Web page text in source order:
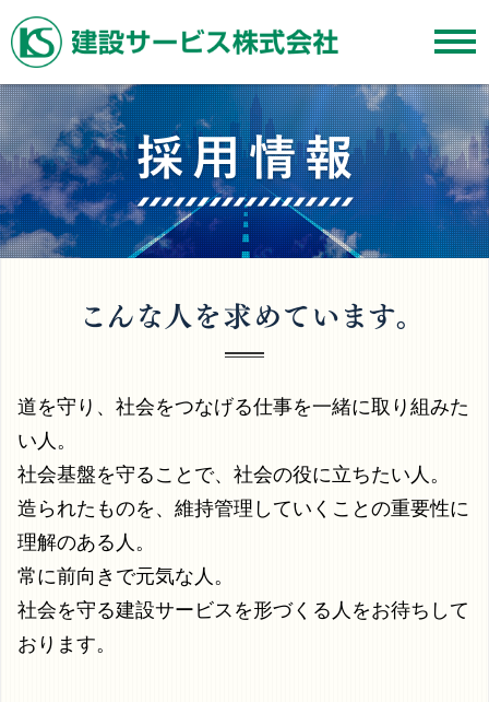
道を守り、社会をつなげる仕事を一緒に取り組みた
い人。
社会基盤を守ることで、社会の役に立ちたい人。
造られたものを、維持管理していくことの重要性に
理解のある人。
常に前向きで元気な人。
社会を守る建設サービスを形づくる人をお待ちして
おります。